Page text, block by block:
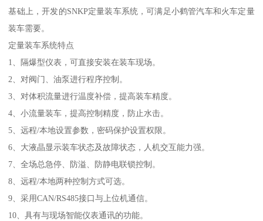
基础上，开发的SNKP定量装车系统，可满足小鹤管汽车和火车定量
装车需要。
定量装车系统特点
1、隔爆型仪表，可直接安装在装车现场。
2、对阀门、油泵进行程序控制。
3、对体积流量进行温度补偿，提高装车精度。
4、小流量装车，提高控制精度，防止水击。
5、远程/本地设置参数，密码保护设置权限。
6、大液晶显示装车状态及故障状态，人机交互能力强。
7、全场总急停、防溢、防静电联锁控制。
8、远程/本地两种控制方式可选。
9、采用CAN/RS485接口与上位机通信。
10、具有与现场智能仪表通讯的功能。